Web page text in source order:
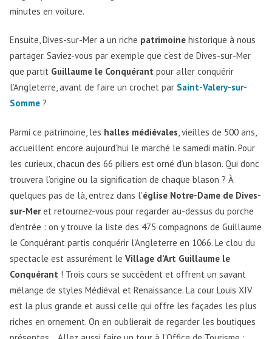
minutes en voiture.
Ensuite, Dives-sur-Mer a un riche patrimoine historique à nous
partager. Saviez-vous par exemple que c’est de Dives-sur-Mer
que partit Guillaume le Conquérant pour aller conquérir
l’Angleterre, avant de faire un crochet par Saint-Valery-sur-
Somme ?
Parmi ce patrimoine, les halles médiévales , vieilles de 500 ans,
accueillent encore aujourd’hui le marché le samedi matin. Pour
les curieux, chacun des 66 piliers est orné d’un blason. Qui donc
trouvera l’origine ou la signification de chaque blason ? À
quelques pas de là, entrez dans l’église Notre-Dame de Dives-
sur-Meret retournez-vous pour regarder au-dessus du porche
d’entrée : on y trouve la liste des 475 compagnons de Guillaume
le Conquérant partis conquérir l’Angleterre en 1066. Le clou du
spectacle est assurément le Village d’Art Guillaume le
Conquérant ! Trois cours se succèdent et offrent un savant
mélange de styles Médiéval et Renaissance. La cour Louis XIV
est la plus grande et aussi celle qui offre les façades les plus
riches en ornement. On en oublierait de regarder les boutiques